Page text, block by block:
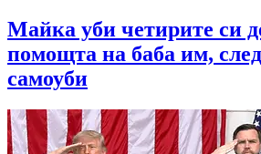
Майка уби четирите си
помощта на баба им,
самоуби